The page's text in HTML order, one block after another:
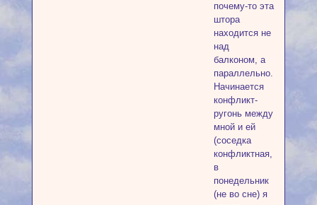
почему-то эта
штора
находится не
над
балконом, а
параллельно.
Начинается
конфликт-
ругонь между
мной и ей
(соседка
конфликтная,
в
понедельник
(не во сне) я